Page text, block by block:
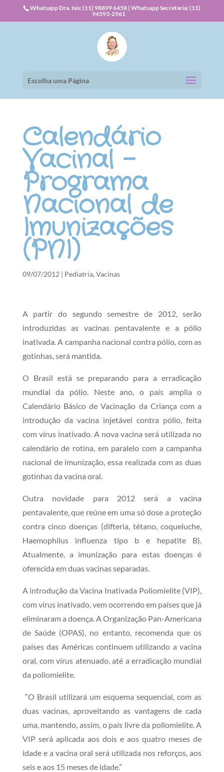
Whatsapp Dra. Isis: (11) 98899 6458 | Whatsapp Secretaria: (11)
94593-2961
Escolha uma Página
Calendário
Vacinal –
Programa
Nacional de
Imunizações
(PNI)
09/07/2012 | Pediatria, Vacinas
A partir do segundo semestre de 2012, serão
introduzidas as vacinas pentavalente e a pólio
inativada. A campanha nacional contra pólio, com as
gotinhas, será mantida.
O Brasil está se preparando para a erradicação
mundial da pólio. Neste ano, o país amplia o
Calendário Básico de Vacinação da Criança com a
introdução da vacina injetável contra pólio, feita
com vírus inativado. A nova vacina será utilizada no
calendário de rotina, em paralelo com a campanha
nacional de imunização, essa realizada com as duas
gotinhas da vacina oral.
Outra novidade para 2012 será a vacina
pentavalente, que reúne em uma só dose a proteção
contra cinco doenças (difteria, tétano, coqueluche,
Haemophilus influenza tipo b e hepatite B).
Atualmente, a imunização para estas doenças é
oferecida em duas vacinas separadas.
A introdução da Vacina Inativada Poliomielite (VIP),
com vírus inativado, vem ocorrendo em países que já
eliminaram a doença. A Organização Pan-Americana
de Saúde (OPAS), no entanto, recomenda que os
países das Américas continuem utilizando a vacina
oral, com vírus atenuado, até a erradicação mundial
da poliomielite.
“O Brasil utilizará um esquema sequencial, com as
duas vacinas, aproveitando as vantagens de cada
uma, mantendo, assim, o país livre da poliomielite. A
VIP será aplicada aos dois e aos quatro meses de
idade e a vacina oral será utilizada nos reforços, aos
seis e aos 15 meses de idade.”